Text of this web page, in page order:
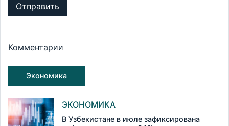
Отправить
Комментарии
Экономика
ЭКОНОМИКА
В Узбекистане в июле зафиксирована